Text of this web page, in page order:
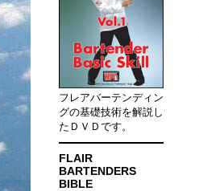
フレアバーテンディン
グの基礎技術を解説し
たＤＶＤです。
FLAIR
BARTENDERS
BIBLE